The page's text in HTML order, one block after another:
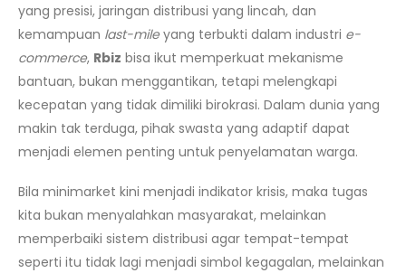
yang presisi, jaringan distribusi yang lincah, dan
kemampuan last-mileyang terbukti dalam industri e-
commerce, Rbiz bisa ikut memperkuat mekanisme
bantuan, bukan menggantikan, tetapi melengkapi
kecepatan yang tidak dimiliki birokrasi. Dalam dunia yang
makin tak terduga, pihak swasta yang adaptif dapat
menjadi elemen penting untuk penyelamatan warga.
Bila minimarket kini menjadi indikator krisis, maka tugas
kita bukan menyalahkan masyarakat, melainkan
memperbaiki sistem distribusi agar tempat-tempat
seperti itu tidak lagi menjadi simbol kegagalan, melainkan